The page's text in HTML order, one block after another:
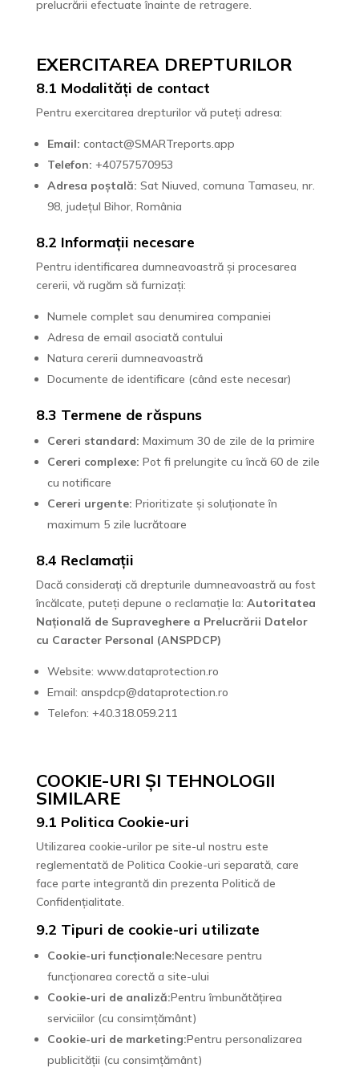
prelucrării efectuate înainte de retragere.
EXERCITAREA DREPTURILOR
8.1 Modalități de contact
Pentru exercitarea drepturilor vă puteți adresa:
Email: contact@SMARTreports.app
Telefon: +40757570953
Adresa poștală: Sat Niuved, comuna Tamaseu, nr.
98, județul Bihor, România
8.2 Informații necesare
Pentru identificarea dumneavoastră și procesarea
cererii, vă rugăm să furnizați:
Numele complet sau denumirea companiei
Adresa de email asociată contului
Natura cererii dumneavoastră
Documente de identificare (când este necesar)
8.3 Termene de răspuns
Cereri standard: Maximum 30 de zile de la primire
Cereri complexe: Pot fi prelungite cu încă 60 de zile
cu notificare
Cereri urgente: Prioritizate și soluționate în
maximum 5 zile lucrătoare
8.4 Reclamații
Dacă considerați că drepturile dumneavoastră au fost
încălcate, puteți depune o reclamație la: Autoritatea
Națională de Supraveghere a Prelucrării Datelor
cu Caracter Personal (ANSPDCP)
Website: www.dataprotection.ro
Email: anspdcp@dataprotection.ro
Telefon: +40.318.059.211
COOKIE-URI ȘI TEHNOLOGII
SIMILARE
9.1 Politica Cookie-uri
Utilizarea cookie-urilor pe site-ul nostru este
reglementată de Politica Cookie-uri separată, care
face parte integrantă din prezenta Politică de
Confidențialitate.
9.2 Tipuri de cookie-uri utilizate
Cookie-uri funcționale:Necesare pentru
funcționarea corectă a site-ului
Cookie-uri de analiză:Pentru îmbunătățirea
serviciilor (cu consimțământ)
Cookie-uri de marketing:Pentru personalizarea
publicității (cu consimțământ)